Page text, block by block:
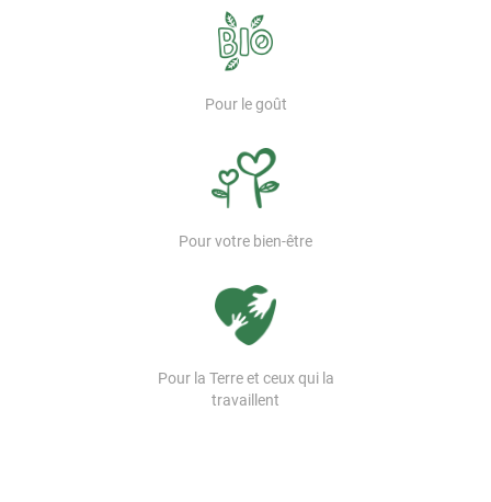
Pour le goût
Pour votre bien-être
Pour la Terre et ceux qui la
travaillent